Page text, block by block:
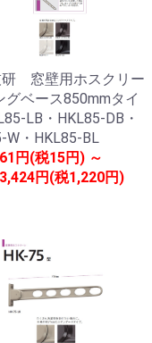
研 窓壁用ホスクリー
グベース850mmタイ
LB・HKL85-DB・
W・HKL85-BL
円(税15円) ～
円(税1,220円)